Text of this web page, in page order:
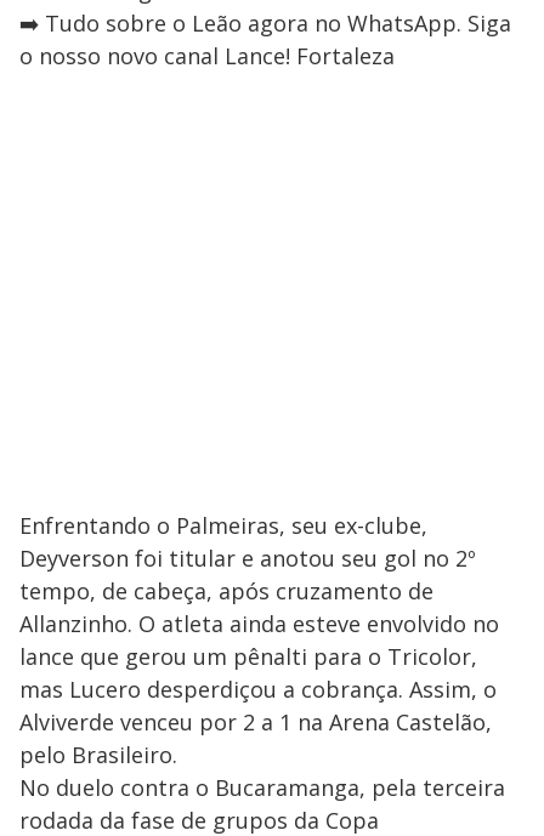
➡️ Tudo sobre o Leão agora no WhatsApp. Siga
o nosso novo canal Lance! Fortaleza
Enfrentando o Palmeiras, seu ex-clube,
Deyverson foi titular e anotou seu gol no 2º
tempo, de cabeça, após cruzamento de
Allanzinho. O atleta ainda esteve envolvido no
lance que gerou um pênalti para o Tricolor,
mas Lucero desperdiçou a cobrança. Assim, o
Alviverde venceu por 2 a 1 na Arena Castelão,
pelo Brasileiro.
No duelo contra o Bucaramanga, pela terceira
rodada da fase de grupos da Copa